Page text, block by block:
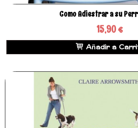
Como Adiestrar a su
15,90 €
Añadir a